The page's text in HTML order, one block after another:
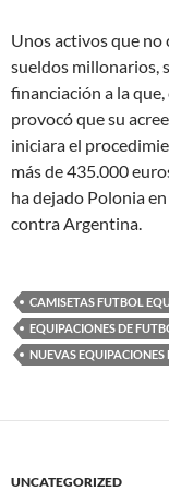
Unos activos que no
sueldos millonarios,
financiación a la
provocó que su
iniciara el
más de 435.000
ha dejado Polonia
contra Argentina.
CAMISETAS FUTBOL
EQUIPACIONES DE
NUEVAS
UNCATEGORIZED